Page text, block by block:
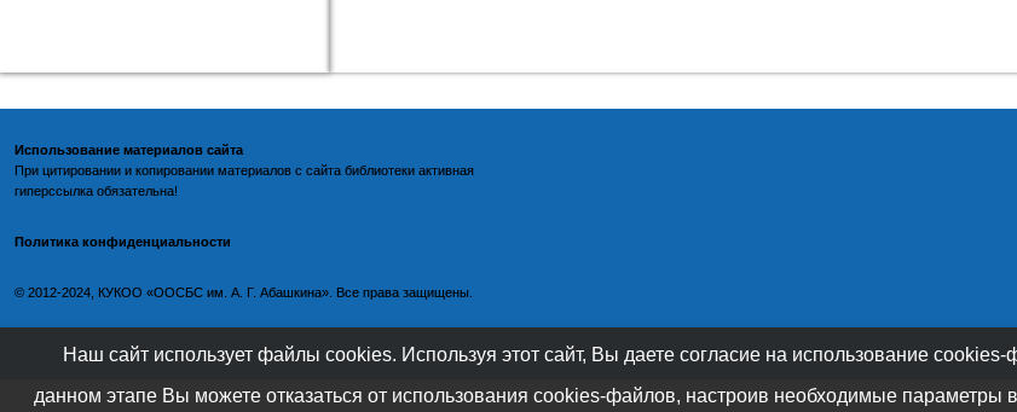
Использование материалов сайта
При цитировании и копировании материалов с сайта библиотеки активная
гиперссылка обязательна!
Политика конфиденциальности
©️ 2012-2024, КУКОО «ООСБС им. А. Г. Абашкина». Все права защищены.
Наш сайт использует файлы cookies. Используя этот сайт, Вы даете согласие на использование
данном этапе Вы можете отказаться от использования cookies-файлов, настроив необходимые параметры